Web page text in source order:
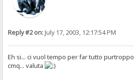
Reply #2 on:July 17, 2003, 12:17:54 PM
Eh si... ci vuol tempo per far tutto purtroppo
cmq... valuta